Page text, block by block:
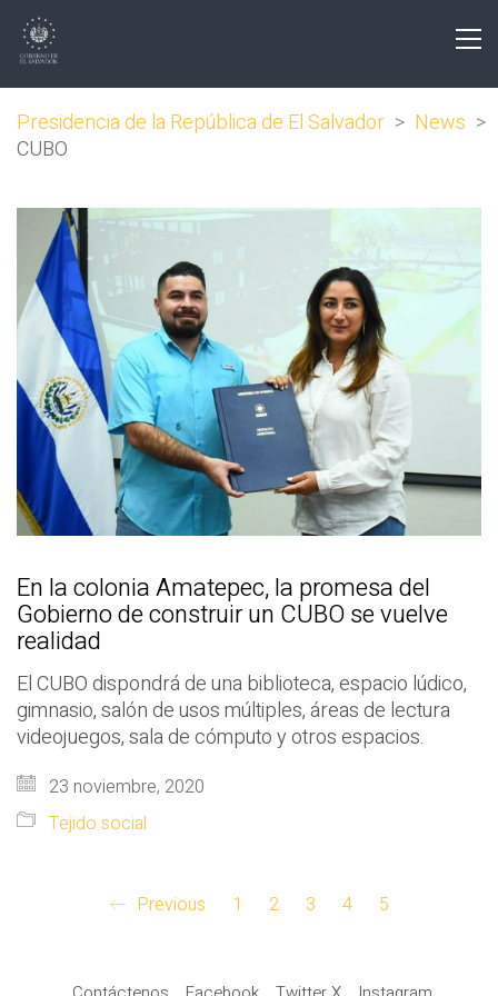
Presidencia de la República de El Salvador > News >
CUBO
En la colonia Amatepec, la promesa del
Gobierno de construir un CUBO se vuelve
realidad
El CUBO dispondrá de una biblioteca, espacio lúdico,
gimnasio, salón de usos múltiples, áreas de lectura
videojuegos, sala de cómputo y otros espacios.
23 noviembre, 2020
Tejido social
Previous 1 2 3 4 5